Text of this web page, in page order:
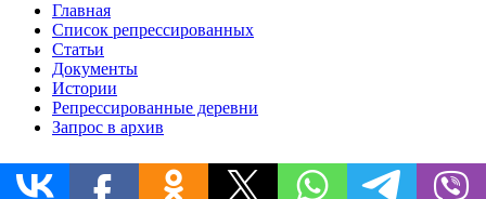
Главная
Список репрессированных
Статьи
Документы
Истории
Репрессированные деревни
Запрос в архив